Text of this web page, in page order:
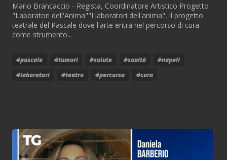
Mario Brancaccio - Regista, Coordinatore Artistico Progetto
"Laboratori dell'Anima""I laboratori dell'anima", il progetto
teatrale del Pascale dove l'arte entra nel percorso di cura
come strumento...
#pascale #tumori #salute #sanità
#napoli
#laboratori
#teatro #percorso #cura